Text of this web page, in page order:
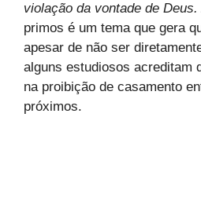
violação da vontade de Deus.
primos é um tema que gera
apesar de não ser
alguns estudiosos acreditam
na proibição de casamento
próximos.